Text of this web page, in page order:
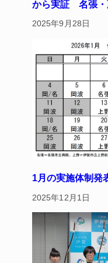
から実証 名張・
2025年9月28日
1月の実施体制
2025年12月1日